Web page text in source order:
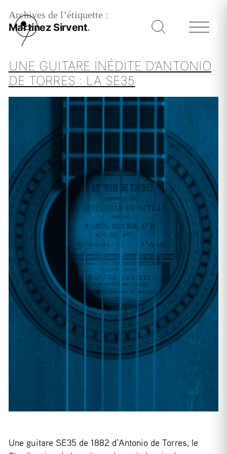
Archives de l’étiquette :
Martinez Sirvent
UNE GUITARE INÉDITE D’ANTONIO
DE TORRES : LA SE35
Une guitare SE35 de 1882 d’Antonio de Torres, le